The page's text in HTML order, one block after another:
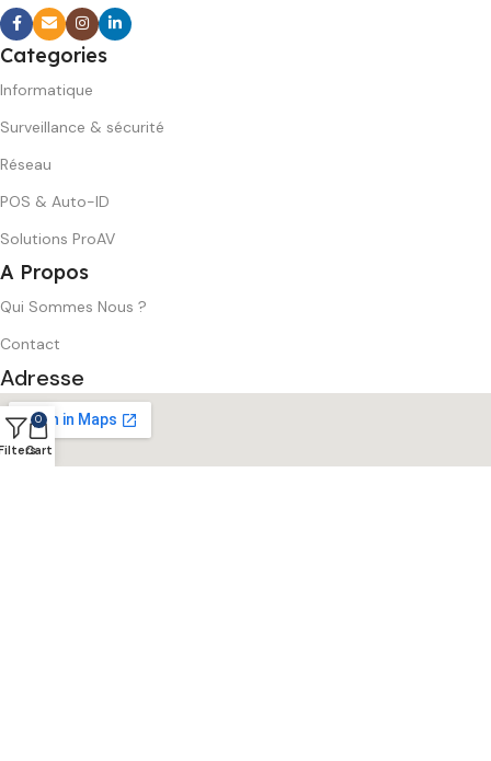
Categories
Informatique
Surveillance & sécurité
Réseau
POS & Auto-ID
Solutions ProAV
A Propos
Qui Sommes Nous ?
Contact
Adresse
0
Cart